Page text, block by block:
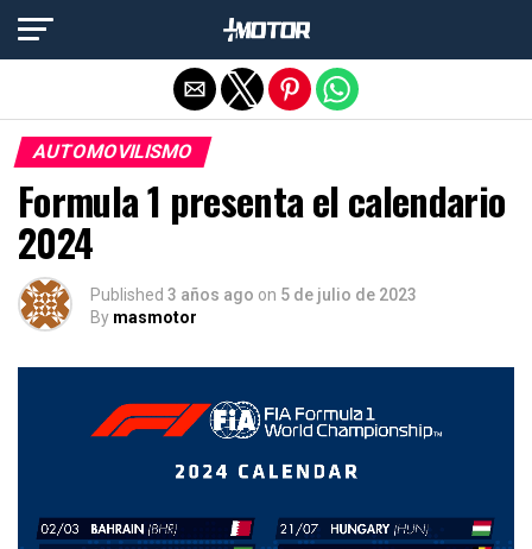
AUTOMOVILISMO
Formula 1 presenta el calendario
2024
Published 3 años ago on 5 de julio de 2023
By masmotor
Salir de la versión móvil